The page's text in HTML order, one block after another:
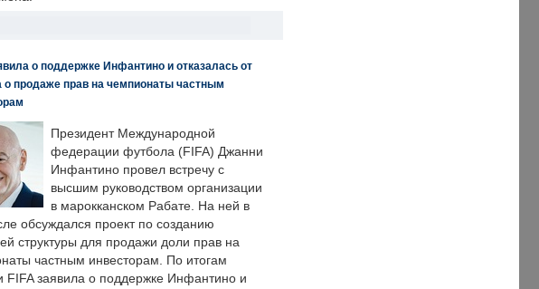
о поддержке Инфантино и отказалась от
о продаже прав на чемпионаты частным
Президент Международной
федерации футбола (FIFA) Джанни
Инфантино провел встречу с
высшим руководством организации
в марокканском Рабате. На ней в
обсуждался проект по созданию
структуры для продажи доли прав на
частным инвесторам. По итогам
FIFA заявила о поддержке Инфантино и